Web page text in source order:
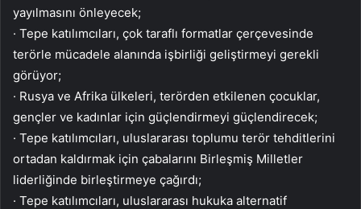
yayılmasını önleyecek;
· Tepe katılımcıları, çok taraflı formatlar çerçevesinde
terörle mücadele alanında işbirliği geliştirmeyi gerekli
görüyor;
· Rusya ve Afrika ülkeleri, terörden etkilenen çocuklar,
gençler ve kadınlar için güçlendirmeyi güçlendirecek;
· Tepe katılımcıları, uluslararası toplumu terör tehditlerini
ortadan kaldırmak için çabalarını Birleşmiş Milletler
liderliğinde birleştirmeye çağırdı;
· Tepe katılımcıları, uluslararası hukuka alternatif